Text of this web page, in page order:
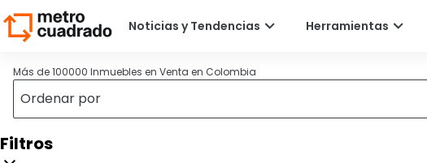
Más de 100000 Inmuebles en Venta en Colombia
Filtros